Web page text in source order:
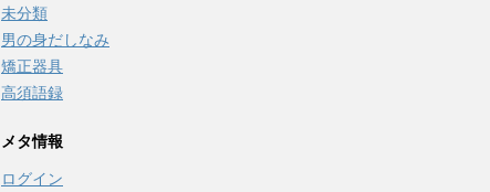
未分類
男の身だしなみ
矯正器具
高須語録
メタ情報
ログイン